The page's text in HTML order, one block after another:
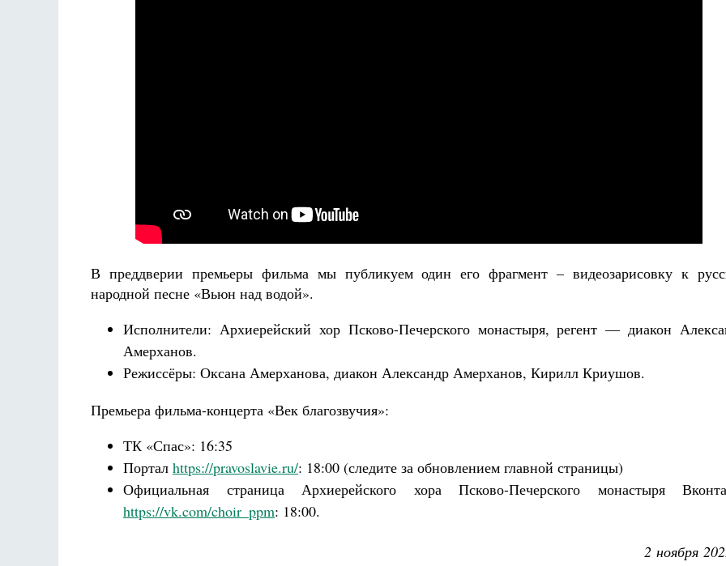
В преддверии премьеры фильма мы публикуем один его фрагмент – видеозарисовку к
народной песне «Вьюн над водой».
Исполнители: Архиерейский хор Псково-Печерского монастыря, регент — диакон
Амерханов.
Режиссёры: Оксана Амерханова, диакон Александр Амерханов, Кирилл Криушов.
Премьера фильма-концерта «Век благозвучия»:
ТК «Спас»: 16:35
Портал https://pravoslavie.ru/: 18:00 (следите за обновлением главной страницы)
Официальная страница Архиерейского хора Псково-Печерского монастыря
https://vk.com/choir_ppm: 18:00.
2 ноября
Разлуки не будет
Фредерика де Грааф Как найти своё место в жизни